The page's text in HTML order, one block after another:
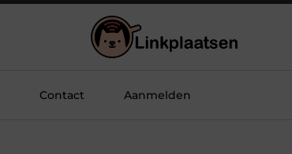
Contact Aanmelden